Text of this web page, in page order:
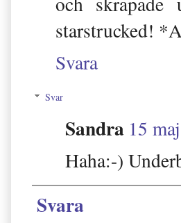
starstrucked!
Svara
Svar
Sandra 15
Haha:-)
Svara